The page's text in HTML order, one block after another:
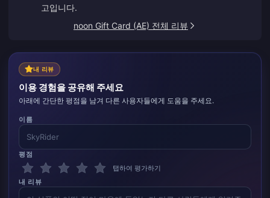
고입니다.
noon Gift Card (AE) 전체 리뷰
내 리뷰
이용 경험을 공유해 주세요
아래에 간단한 평점을 남겨 다른 사용자들에게 도움을 주세요.
이름
평점
탭하여 평가하기
내 리뷰